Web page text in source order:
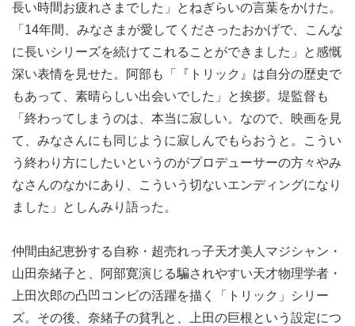
長い時間お疲れさまでした」とねぎらいの言葉をかけた。
「14年間、みなさまが愛してくださったおかげで、こんな
に長いシリーズを続けてこれることができました」と感慨
深い表情を見せた。阿部も「『トリック』は自分の歴史で
もあって、素晴らしい出会いでした」と挨拶。堤監督も
「終わってしまうのは、本当に寂しい。なので、映画を見
て、みなさんにも同じように寂しんでもらおうと。こうい
う終わり方にしたいというのがプロデューサーの方々やみ
なさんのなかにあり、こういう切ないエンディングになり
ました」としんみり語った。
仲間由紀恵扮する自称・超売れっ子天才美人マジシャン・
山田奈緒子と、阿部寛演じる騙されやすい天才物理学者・
上田次郎の凸凹コンビの活躍を描く「トリック」シリー
ズ。その後、奈緒子の貧乳と、上田の巨根という設定につ